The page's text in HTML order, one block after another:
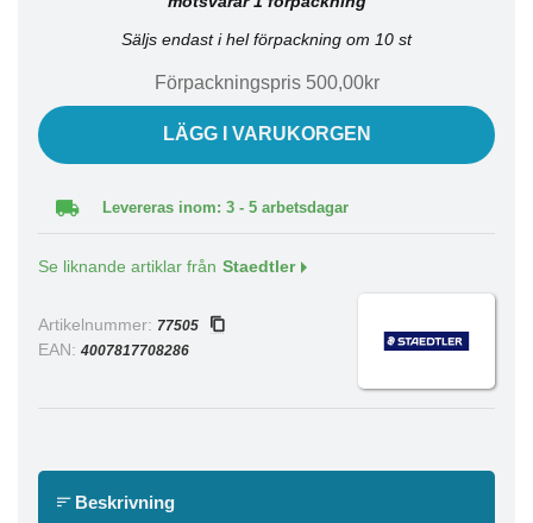
Säljs endast i hel förpackning om 10 st
Förpackningspris 500,00kr
LÄGG I VARUKORGEN
Levereras inom: 3 - 5 arbetsdagar
Se liknande artiklar från Staedtler
Artikelnummer: 77505
EAN: 4007817708286
Beskrivning